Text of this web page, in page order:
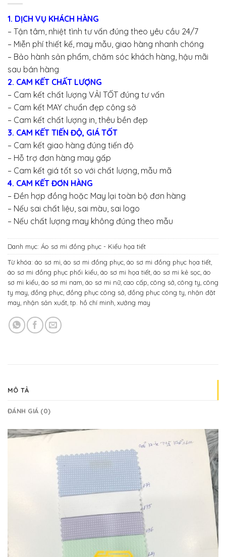
1. DỊCH VỤ KHÁCH HÀNG
– Tận tâm, nhiệt tình tư vấn đúng theo yêu cầu 24/7
– Miễn phí thiết kế, may mẫu, giao hàng nhanh chóng
– Bảo hành sản phẩm, chăm sóc khách hàng, hậu mãi
sau bán hàng
2. CAM KẾT CHẤT LƯỢNG
– Cam kết chất lượng VẢI TỐT đúng tư vấn
– Cam kết MAY chuẩn đẹp công sở
– Cam kết chất lượng in, thêu bền đẹp
3. CAM KẾT TIẾN ĐỘ, GIÁ TỐT
– Cam kết giao hàng đúng tiến độ
– Hỗ trợ đơn hàng may gấp
– Cam kết giá tốt so với chất lượng, mẫu mã
4. CAM KẾT ĐƠN HÀNG
– Đền hợp đồng hoặc May lại toàn bộ đơn hàng
– Nếu sai chất liệu, sai màu, sai logo
– Nếu chất lượng may không đúng theo mẫu
Danh mục: Áo sơ mi đồng phục - Kiểu họa tiết
Từ khóa: áo sơ mi áo sơ mi đồng phục áo sơ mi đồng phục họa tiết
áo sơ mi đồng phục phối kiểu áo sơ mi họa tiết áo sơ mi kẻ sọc áo
sơ mi kiểu áo sơ mi nam áo sơ mi nữ, cao cấp công sở công ty công
ty may đồng phục đồng phục công sở đồng phục công ty nhận đặt
may nhận sản xuất tp. hồ chí minh xưởng may
MÔ TẢ
ĐÁNH GIÁ (0)